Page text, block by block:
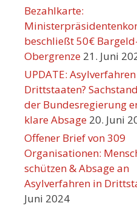
Bezahlkarte:
beschließt 50€
Obergrenze 21. Juni
UPDATE:
Drittstaaten?
der Bundesregierung
klare Absage 20. Juni
Offener Brief von 309
Organisationen:
schützen & Absage an
Asylverfahren in
Juni 2024